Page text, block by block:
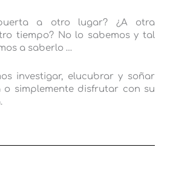
a otro lugar? ¿A otra
tiempo? No lo sabemos y tal
a saberlo …
investigar, elucubrar y soñar
o simplemente disfrutar con su